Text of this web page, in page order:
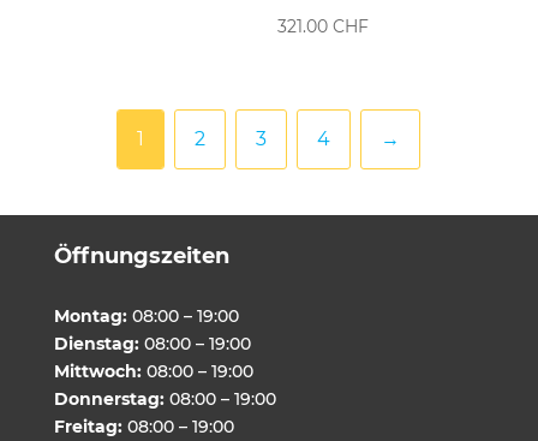
321.00CHF
1 2 3 4 →
Öffnungszeiten
Montag: 08:00 – 19:00
Dienstag: 08:00 – 19:00
Mittwoch: 08:00 – 19:00
Donnerstag: 08:00 – 19:00
Freitag: 08:00 – 19:00